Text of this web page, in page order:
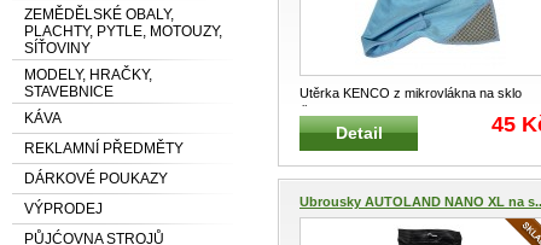
ZEMĚDĚLSKÉ OBALY,
PLACHTY, PYTLE, MOTOUZY,
SÍŤOVINY
MODELY, HRAČKY,
STAVEBNICE
KÁVA
REKLAMNÍ PŘEDMĚTY
DÁRKOVÉ POUKAZY
VÝPRODEJ
PŮJĆOVNA STROJŮ
Utěrka KENCO z mikrovlákna na sklo
Čistící a mycí útěrka na sklo s mi
Detail 45
Ubrousky AUTOLAND NANO XL na